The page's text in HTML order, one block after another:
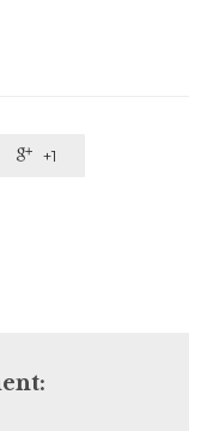
 +1